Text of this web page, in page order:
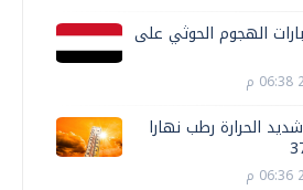
الهجوم الحوثي على
الحرارة رطب نهارا